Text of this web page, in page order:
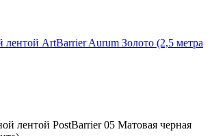
ArtBarrier Aurum Золото (2,5 метра